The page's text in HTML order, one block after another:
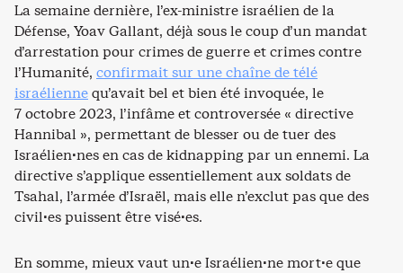
La semaine dernière, l’ex-ministre israélien de la
Défense, Yoav Gallant, déjà sous le coup d’un mandat
d’arrestation pour crimes de guerre et crimes contre
l’Humanité, confirmait sur une chaîne de télé
israéliennequ’avait bel et bien été invoquée, le
7 octobre 2023, l’infâme et controversée « directive
Hannibal », permettant de blesser ou de tuer des
Israélien·nes en cas de kidnapping par un ennemi. La
directive s’applique essentiellement aux soldats de
Tsahal, l’armée d’Israël, mais elle n’exclut pas que des
civil·es puissent être visé·es.
En somme, mieux vaut un·e Israélien·ne mort·e que